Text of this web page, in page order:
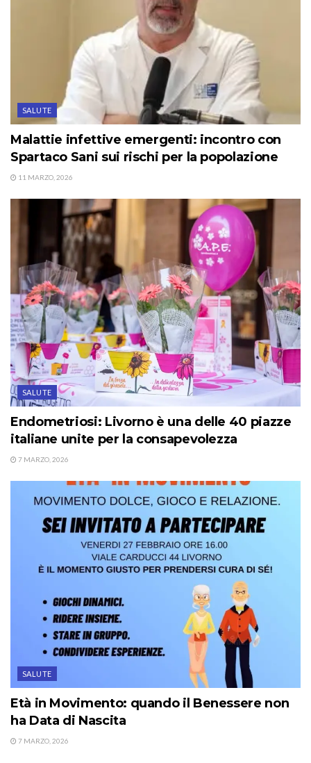
SALUTE
Malattie infettive emergenti: incontro con
Spartaco Sani sui rischi per la popolazione
11 MARZO, 2026
SALUTE
Endometriosi: Livorno è una delle 40 piazze
italiane unite per la consapevolezza
7 MARZO, 2026
SALUTE
Età in Movimento: quando il Benessere non
ha Data di Nascita
7 MARZO, 2026